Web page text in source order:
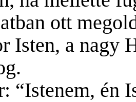
ott
Isten, a nagy
“Istenem, én